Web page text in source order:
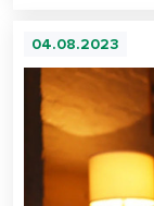
04.08.2023